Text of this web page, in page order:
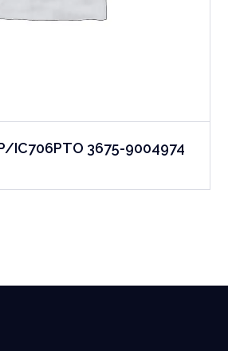
IC706PTO 3675-9004974